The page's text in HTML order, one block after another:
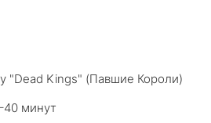
"Dead Kings" (Павшие Короли)
минут